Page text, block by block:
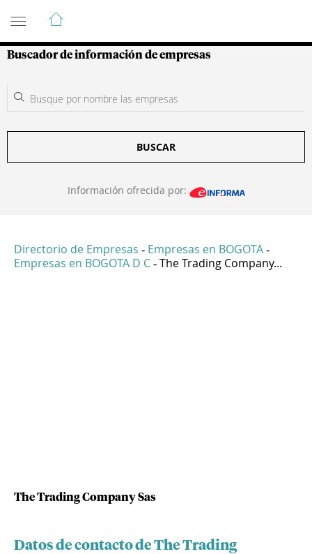
Guía de Empresas Colombianas
Buscador de información de empresas
BUSCAR
Información ofrecida por:
Directorio de Empresas - Empresas en BOGOTA -
Empresas en BOGOTA D C - The Trading Company...
The Trading Company Sas
Datos de contacto de The Trading